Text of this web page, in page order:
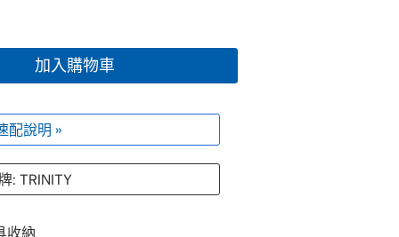
加入購物車
配說明 »
: TRINITY
收納